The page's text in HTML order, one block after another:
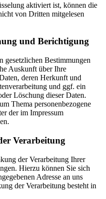
aktiviert ist, können die
von Dritten mitgelesen
und Berichtigung
gesetzlichen Bestimmungen
Auskunft über Ihre
deren Herkunft und
und ggf. ein
Löschung dieser Daten.
Thema personenbezogene
der im Impressum
Verarbeitung
der Verarbeitung Ihrer
Hierzu können Sie sich
Adresse an uns
der Verarbeitung besteht in